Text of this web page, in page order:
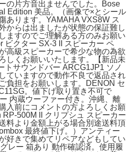
の片方音出ませんでした。Bose
Edition 美品。（画像で×とシール
あります。YAMAHA VXS8W ス
からは出ましたが状態の保証難し
ますのでご理解ある方のみお願い
ビクター SX-3 II スピーカー ペ
高級スピーカーで希少な物の為欲
しくお願いいたします。【新品未
トサウンドバー ARCG1JP1 ソノ
ていますので動作不良で返品され
負担をお願いします。DENON セ
。値下げ取り置き不可で
内蔵ウーファー付き。沖縄、離
入前にコメントの方よろしくお願
500M II クリプシュ スピーカー
料より金額上がる場合別途送料頂
最終値下げ。）アンティー
好きで集めてリペアなどもしてい
レー 箱あり 動作確認済。使用履